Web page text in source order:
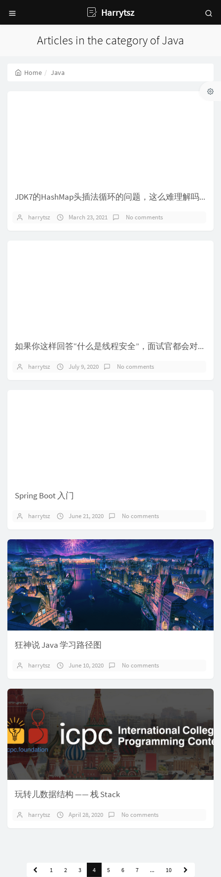
Harrytsz
Articles in the category of Java
Home Java
JDK7的HashMap头插法循环的问题，这么难理解吗？
harrytsz March 23, 2021 No comments
如果你这样回答“什么是线程安全”，面试官都会对你刮目相看
harrytsz July 9, 2020 No comments
Spring Boot 入门
harrytsz June 21, 2020 No comments
狂神说 Java 学习路径图
harrytsz June 10, 2020 No comments
玩转儿数据结构 —— 栈 Stack
harrytsz April 28, 2020 No comments
1 2 3 4 5 6 7 ... 10